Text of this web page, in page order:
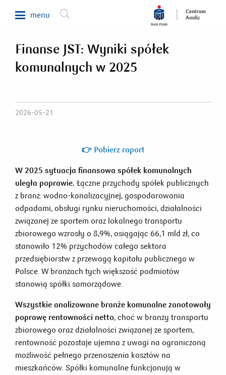
menu
Makroekonomia
Nieruchomości
Fundusze inwestycyjne
Newsletter
800 302 302
Finanse JST: Wyniki spółek
komunalnych w 2025
2026-05-21
👉 Pobierz raport
W 2025 sytuacja finansowa spółek komunalnych
uległa poprawie. Łączne przychody spółek publicznych
z branż: wodno-kanalizacyjnej, gospodarowania
odpadami, obsługi rynku nieruchomości, działalności
związanej ze sportem oraz lokalnego transportu
zbiorowego wzrosły o 8,9%, osiągając 66,1 mld zł, co
stanowiło 12% przychodów całego sektora
przedsiębiorstw z przewagą kapitału publicznego w
Polsce. W branżach tych większość podmiotów
stanowią spółki samorządowe.
Wszystkie analizowane branże komunalne zanotowały
poprawę rentowności netto, choć w branży transportu
zbiorowego oraz działalności związanej ze sportem,
rentowność pozostaje ujemna z uwagi na ograniczoną
możliwość pełnego przenoszenia kosztów na
mieszkańców. Spółki komunalne funkcjonują w